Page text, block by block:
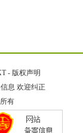
- 版权声明
息 欢迎纠正
有